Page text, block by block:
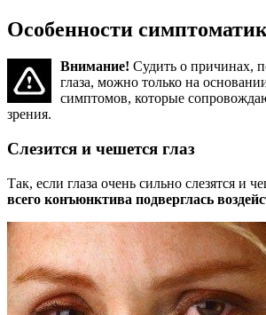
Особенности
Внимание! Судить о причинах,
глаза, можно только на
симптомов, которые
зрения.
Слезится и чешется глаз
Так, если глаза очень сильно слезятся и
всего конъюнктива подверглась